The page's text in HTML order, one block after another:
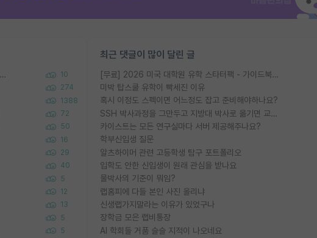
Korea University 수학, 컴퓨터과학 이학사, UC Berkeley 산업공학 대학원 공학박사가 되는 것은 쉽지 않겠죠? 10
274
1388
72
50
16
29
40
5
12
13
5
5
최근 댓글이 많이 달린 글
[무료] 2026 미국 대학원 유학 스타터팩 - 가이드북 & 합격자 컨택메일 템플릿
미박 탑스쿨 유학이 빡세진 이유
혹시 이정도 스펙이면 어느정도 잡고 준비해야하나요?
SSH 박사과정을 그만두고 지방대 박사로 옮기면 교수의 꿈은 끝일까요?
카이스트는 모든 연구실마다 서버 제공해주나요?
학부신입생 질문
알츠하이머 관련 고등학생 탐구 포트폴리오
입학도 안한 신입생이 원래 관심을 받나요
물박사의 기준이 뭐임?
랩홈피에 다들 본인 사진 올리냐
신생랩가지말라는 이유가 있었구나
장학금 모은 랩비통장
AI 학회들 거품 슬슬 지적이 나오네요